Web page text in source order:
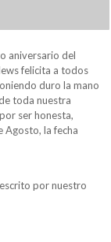
aniversario del
felicita a todos
duro la mano
toda nuestra
ser honesta,
Agosto, la fecha
por nuestro